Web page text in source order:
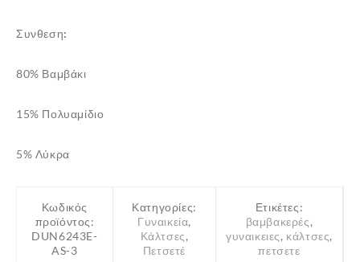
Συνθεση:
80% Βαμβάκι
15% Πολυαμίδιο
5% Λύκρα
Κωδικός
προϊόντος:
DUN6243E-
AS-3
Κατηγορίες:
Γυναικεία,
Κάλτσες,
Πετσετέ
Ετικέτες:
βαμβακερές,
γυναικειες, κάλτσες,
πετσετε